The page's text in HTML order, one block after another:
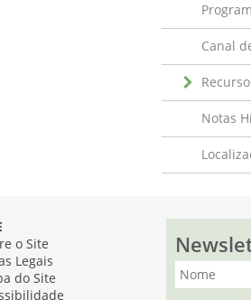
Canal
Notas
o Site
Legais
do Site